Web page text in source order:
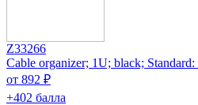
Z33266
Cable organizer; 1U; black;
от 892 ₽
+402 балла